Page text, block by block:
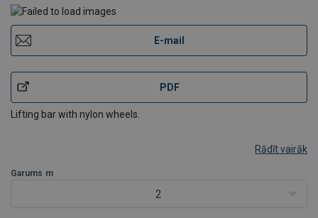
E-mail
PDF
Lifting bar with nylon wheels.
Rādīt vairāk
Garums m
2